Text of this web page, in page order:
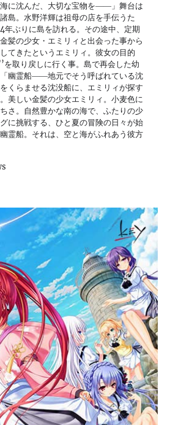
海に沈んだ、大切な宝物を――」舞台は
島。水野洋輝は祖母の店を手伝うた
年ぶりに島を訪れる。その途中、定期
髪の少女・エミリィと出会った事から
てきたというエミリィ。彼女の目的
を取り戻しに行く事。島で再会した幼
幽霊船――地元でそう呼ばれている沈
くらませる沈没船に、エミリィが探す
美しい金髪の少女エミリィ。小麦色に
さ。自然豊かな南の海で、ふたりの少
に挑戦する、ひと夏の冒険の日々が始
霊船。それは、空と海がふれあう彼方